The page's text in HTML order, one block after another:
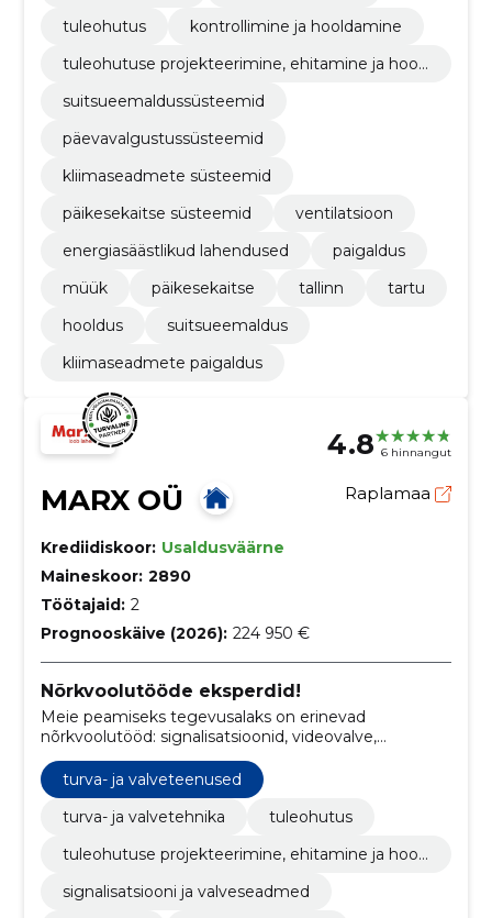
tuleohutus
kontrollimine ja hooldamine
tuleohutuse projekteerimine, ehitamine ja hool
suitsueemaldussüsteemid
päevavalgustussüsteemid
kliimaseadmete süsteemid
päikesekaitse süsteemid
ventilatsioon
energiasäästlikud lahendused
paigaldus
müük
päikesekaitse tallinn
tartu
hooldus
suitsueemaldus
kliimaseadmete paigaldus
4.8 6 hinnangut
MARX OÜ Raplamaa
Krediidiskoor: Usaldusväärne
Maineskoor: 2890
Töötajaid: 2
Prognooskäive (2026): 224 950 €
Nõrkvoolutööde eksperdid!
Meie peamiseks tegevusalaks on erinevad
nõrkvoolutööd: signalisatsioonid, videovalve,
arvutivõrgud, erilahendused, elektritööd
turva- ja valveteenused
turva- ja valvetehnika
tuleohutus
tuleohutuse projekteerimine, ehitamine ja hool
signalisatsiooni ja valveseadmed